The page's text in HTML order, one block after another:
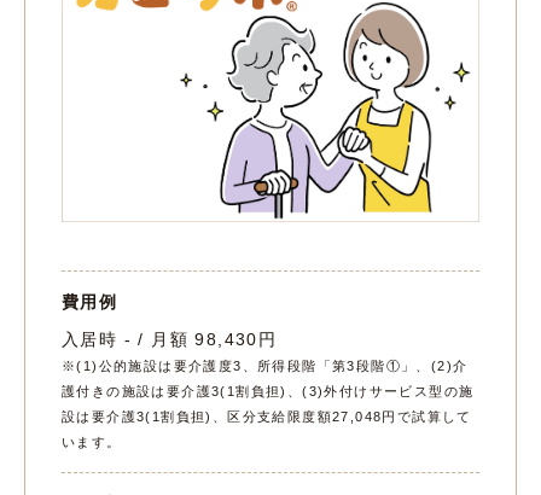
費用例
入居時 - / 月額 98,430円
※(1)公的施設は要介護度3、所得段階「第3段階①」、(2)介
護付きの施設は要介護3(1割負担)、(3)外付けサービス型の施
設は要介護3(1割負担)、区分支給限度額27,048円で試算して
います。